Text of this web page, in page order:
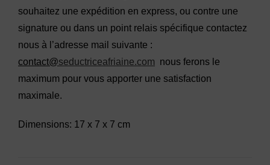
souhaitez une expédition en express, ou contre une
signature ou dans un point relais spécifique contactez
nous à l’adresse mail suivante :
contact@seductriceafriaine.com nous ferons le
maximum pour vous apporter une satisfaction
maximale.
Dimensions: 17 x 7 x 7 cm